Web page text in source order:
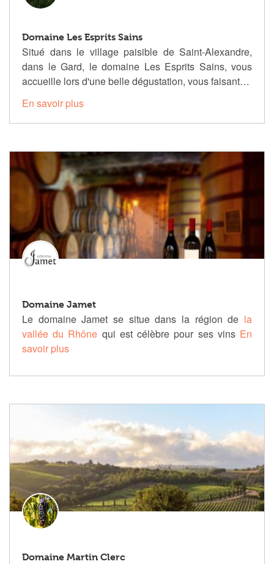
Domaine Les Esprits Sains
Situé dans le village paisible de Saint-Alexandre,
dans le Gard, le domaine Les Esprits Sains, vous
accueille lors d'une belle dégustation, vous faisant…
En savoir plus
Domaine Jamet
Le domaine Jamet se situe dans la région de la
vallée du Rhône qui est célèbre pour ses vins En
savoir plus
Domaine Martin Clerc